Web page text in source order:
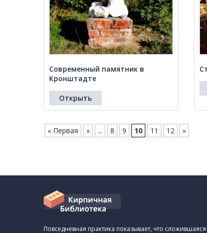
Современный памятник в
Кронштадте
Открыть
« Первая « ... 8 9 10 11 12 »
Повседневная практика показывает, что